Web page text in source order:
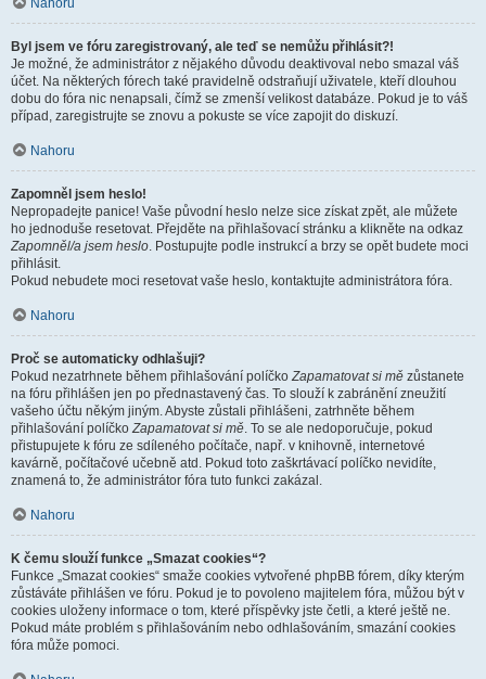
Nahoru
Byl jsem ve fóru zaregistrovaný, ale teď se nemůžu přihlásit?!
Je možné, že administrátor z nějakého důvodu deaktivoval nebo smazal váš
účet. Na některých fórech také pravidelně odstraňují uživatele, kteří dlouhou
dobu do fóra nic nenapsali, čímž se zmenší velikost databáze. Pokud je to váš
případ, zaregistrujte se znovu a pokuste se více zapojit do diskuzí.
Nahoru
Zapomněl jsem heslo!
Nepropadejte panice! Vaše původní heslo nelze sice získat zpět, ale můžete
ho jednoduše resetovat. Přejděte na přihlašovací stránku a klikněte na odkaz
Zapomněl/a jsem heslo. Postupujte podle instrukcí a brzy se opět budete moci
přihlásit.
Pokud nebudete moci resetovat vaše heslo, kontaktujte administrátora fóra.
Nahoru
Proč se automaticky odhlašuji?
Pokud nezatrhnete během přihlašování políčkoZapamatovat si mě zůstanete
na fóru přihlášen jen po přednastavený čas. To slouží k zabránění zneužití
vašeho účtu někým jiným. Abyste zůstali přihlášeni, zatrhněte během
přihlašování políčkoZapamatovat si mě. To se ale nedoporučuje, pokud
přistupujete k fóru ze sdíleného počítače, např. v knihovně, internetové
kavárně, počítačové učebně atd. Pokud toto zaškrtávací políčko nevidíte,
znamená to, že administrátor fóra tuto funkci zakázal.
Nahoru
K čemu slouží funkce „Smazat cookies“?
Funkce „Smazat cookies“ smaže cookies vytvořené phpBB fórem, díky kterým
zůstáváte přihlášen ve fóru. Pokud je to povoleno majitelem fóra, můžou být v
cookies uloženy informace o tom, které příspěvky jste četli, a které ještě ne.
Pokud máte problém s přihlašováním nebo odhlašováním, smazání cookies
fóra může pomoci.